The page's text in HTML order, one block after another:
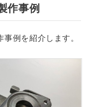
作事例
例を紹介します。